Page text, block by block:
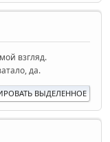
взгляд.
да.
ВЫДЕЛЕННОЕ